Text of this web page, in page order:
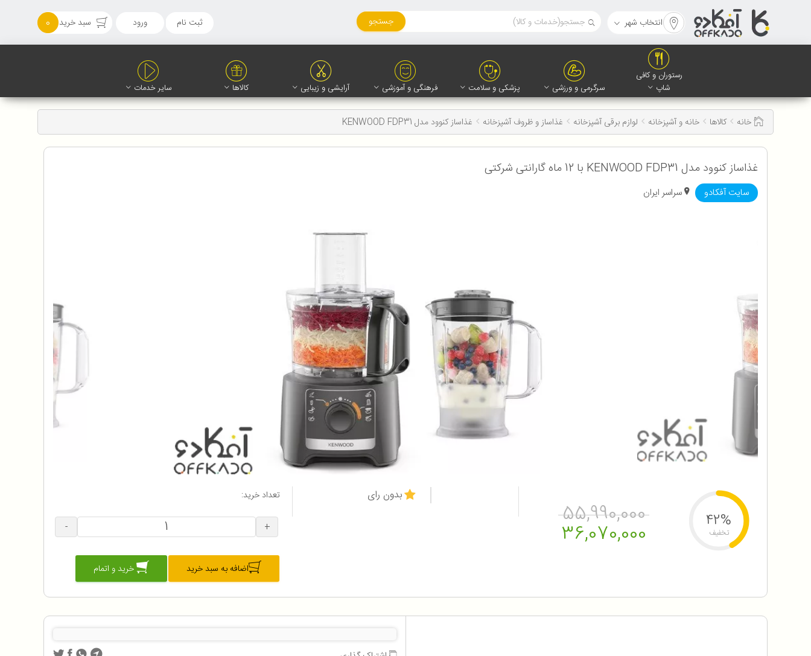
انتخاب شهر جستجو ثبت نام ورود سبد خرید 0
رستوران و کافی
شاپ
سرگرمی و ورزشی پزشکی و سلامت فرهنگی و آموزشی آرایشی و زیبایی کالاها سایر خدمات
خانه کالاها خانه و آشپزخانه لوازم برقی آشپزخانه غذاساز و ظروف آشپزخانه غذاساز کنوود مدل KENWOOD FDP31
غذاساز کنوود مدل KENWOOD FDP31 با 12 ماه گارانتی شرکتی
سایت آفکادو سراسر ایران
55,990,000
36,070,000 42%
تخفیف
بدون رای تعداد خرید:
+
-
اضافه به سبد خرید خرید و اتمام